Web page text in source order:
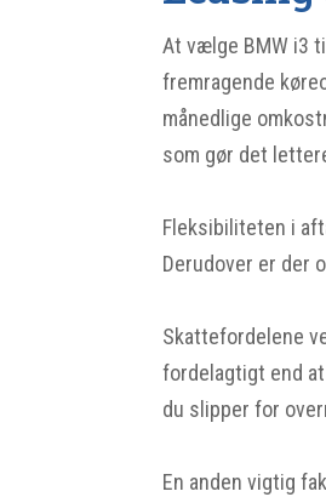
At vælge BMW i3
fremragende
månedlige
som gør det
Fleksibiliteten i
Derudover er der
Skattefordelene
fordelagtigt end
du slipper for
En anden vigtig